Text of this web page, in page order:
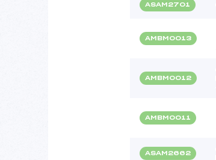
ASAM2701
AMBM0013
AMBM0012
AMBM0011
ASAM2662